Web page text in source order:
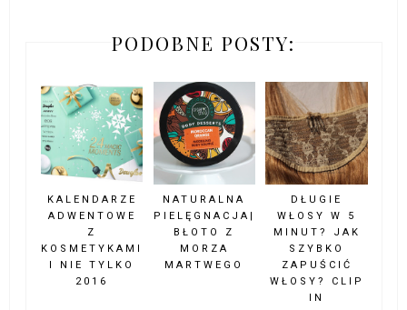
PODOBNE POSTY:
KALENDARZE
ADWENTOWE
Z
KOSMETYKAMI
I NIE TYLKO
2016
NATURALNA
PIELĘGNACJA|
BŁOTO Z
MORZA
MARTWEGO
DŁUGIE
WŁOSY W 5
MINUT? JAK
SZYBKO
ZAPUŚCIĆ
WŁOSY? CLIP
IN